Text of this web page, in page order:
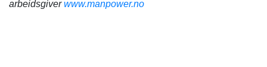
arbeidsgiverwww.manpower.no